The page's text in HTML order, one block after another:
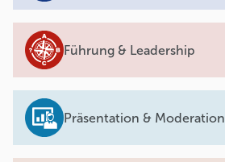
Führung & Leadership
Präsentation & Moderation